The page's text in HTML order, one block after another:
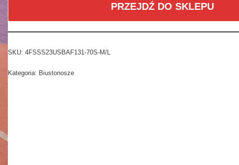
PRZEJDŹ DO SKLEPU
SKU: 4FSSS23USBAF131-70S-M/L
Kategoria: Biustonosze